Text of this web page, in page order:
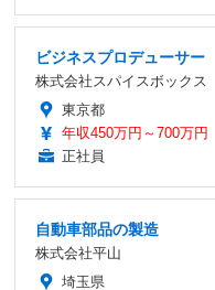
ビジネスプロデューサー
株式会社スパイスボックス
東京都
年収450万円～700万円
正社員
自動車部品の製造
株式会社平山
埼玉県